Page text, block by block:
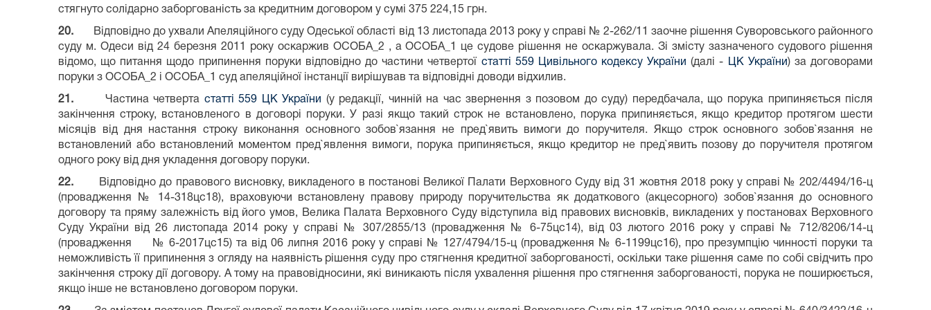
стягнуто солідарно заборгованість за кредитним договором у сумі 375 224,15 грн.
20.
Відповідно до ухвали Апеляційного суду Одеської області від 13 листопада 2013 року у справі № 2-262/11 заочне рішення Суворовського районного
суду м. Одеси від 24 березня 2011 року оскаржив ОСОБА_2 , а ОСОБА_1 це судове рішення не оскаржувала. Зі змісту зазначеного судового рішення
відомо, що питання щодо припинення поруки відповідно до частини четвертої статті 559 Цивільного кодексу України (далі - ЦК України) за договорами
поруки з ОСОБА_2 і ОСОБА_1 суд апеляційної інстанції вирішував та відповідні доводи відхилив.
21. Частина четверта статті 559 ЦК України (у редакції, чинній на час звернення з позовом до суду) передбачала, що порука припиняється після
закінчення строку, встановленого в договорі поруки. У разі якщо такий строк не встановлено, порука припиняється, якщо кредитор протягом шести
місяців від дня настання строку виконання основного зобов`язання не пред`явить вимоги до поручителя. Якщо строк основного зобов`язання не
встановлений або встановлений моментом пред`явлення вимоги, порука припиняється, якщо кредитор не пред`явить позову до поручителя протягом
одного року від дня укладення договору поруки.
22.
Відповідно до правового висновку, викладеного в постанові Великої Палати Верховного Суду від 31 жовтня 2018 року у справі № 202/4494/16-ц
(провадження № 14-318цс18), враховуючи встановлену правову природу поручительства як додаткового (акцесорного) зобов`язання до основного
договору та пряму залежність від його умов, Велика Палата Верховного Суду відступила від правових висновків, викладених у постановах Верховного
Суду України від 26 листопада 2014 року у справі № 307/2855/13 (провадження № 6-75цс14), від 03 лютого 2016 року у справі № 712/8206/14-ц
(провадження № 6-2017цс15) та від 06 липня 2016 року у справі № 127/4794/15-ц (провадження № 6-1199цс16), про презумпцію чинності поруки та
неможливість її припинення з огляду на наявність рішення суду про стягнення кредитної заборгованості, оскільки таке рішення саме по собі свідчить про
закінчення строку дії договору. А тому на правовідносини, які виникають після ухвалення рішення про стягнення заборгованості, порука не поширюється,
якщо інше не встановлено договором поруки.